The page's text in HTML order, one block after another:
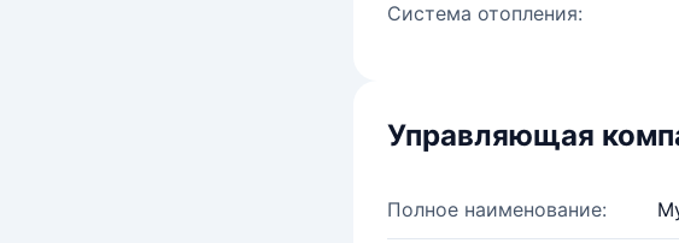
Система отопления:
Управляющая
Полное наименование: